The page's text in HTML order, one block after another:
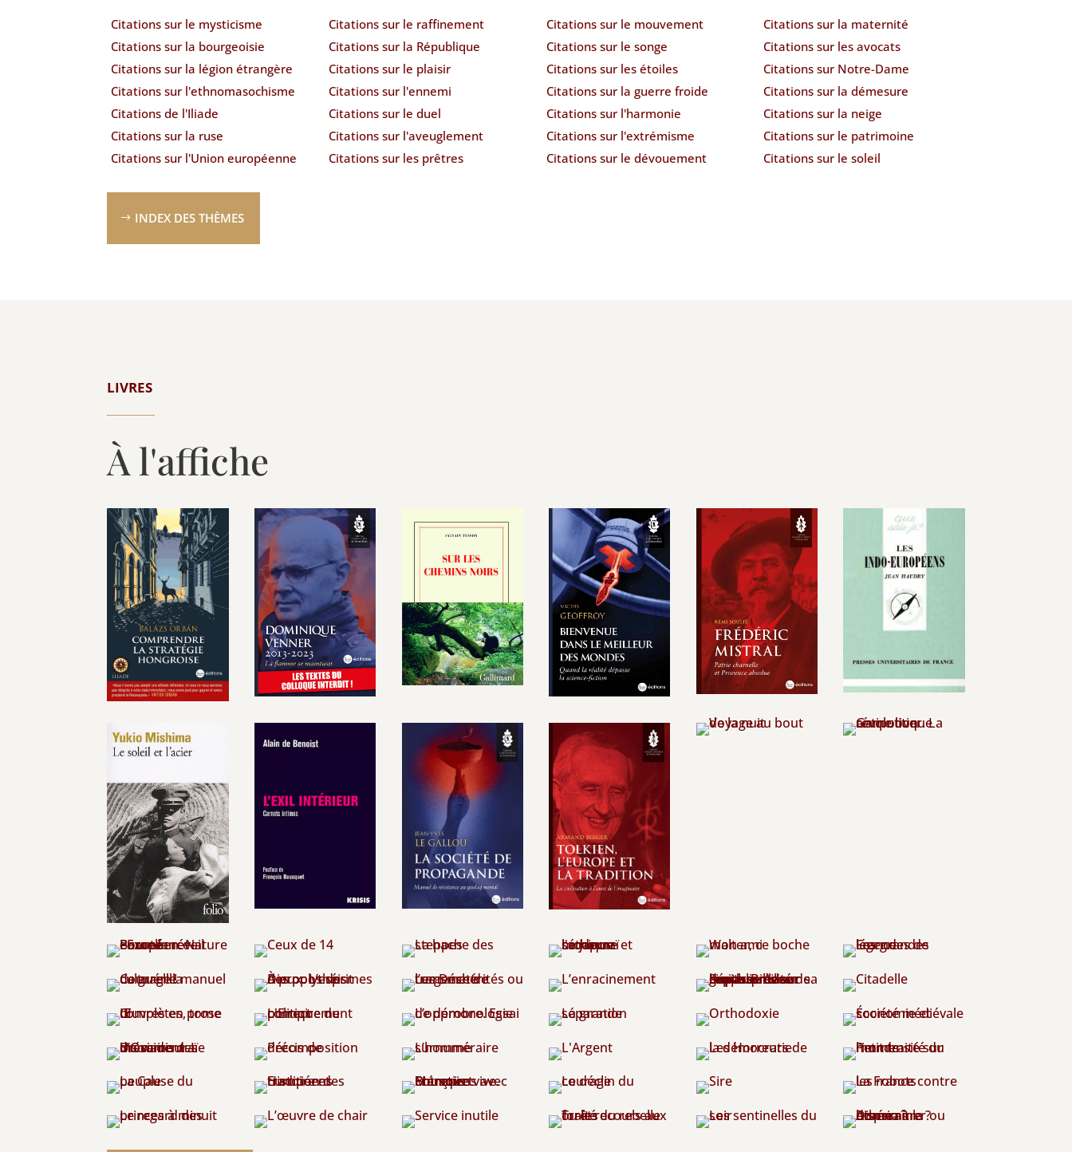
Citations sur le mysticisme
Citations sur la bourgeoisie
Citations sur la légion étrangère
Citations sur l'ethnomasochisme
Citations de l'Iliade
Citations sur la ruse
Citations sur l'Union européenne
Citations sur le raffinement
Citations sur la République
Citations sur le plaisir
Citations sur l'ennemi
Citations sur le duel
Citations sur l'aveuglement
Citations sur les prêtres
Citations sur le mouvement
Citations sur le songe
Citations sur les étoiles
Citations sur la guerre froide
Citations sur l'harmonie
Citations sur l'extrémisme
Citations sur le dévouement
Citations sur la maternité
Citations sur les avocats
Citations sur Notre-Dame
Citations sur la démesure
Citations sur la neige
Citations sur le patrimoine
Citations sur le soleil
INDEX DES THÈMES
LIVRES
À l'affiche